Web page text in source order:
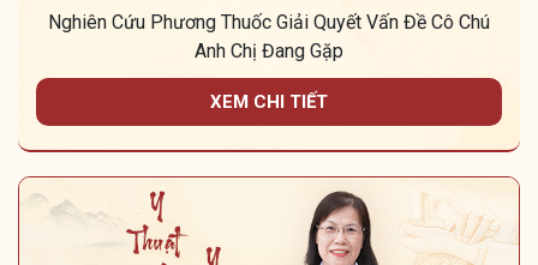
Nghiên Cứu Phương Thuốc Giải Quyết Vấn Đề Cô Chú
Anh Chị Đang Gặp
XEM CHI TIẾT